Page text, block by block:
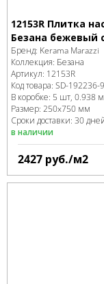
12153R Плитка
Безана бежевый
Бренд: Kerama Marazzi
Коллекция: Безана
Артикул: 12153R
Код товара: SD-192236-
В коробке: 5 шт, 0.938 м
Размер: 250x750 мм
Сроки доставки: 30
в наличии
2427 руб./м2